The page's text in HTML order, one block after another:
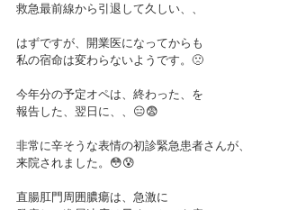
救急最前線から引退して久しい、、
はずですが、開業医になってからも
私の宿命は変わらないようです。🙁
今年分の予定オペは、終わった、を
報告した、翌日に、、😑😨
非常に辛そうな表情の初診緊急患者さんが、
来院されました。😳😰
直腸肛門周囲膿瘍は、急激に